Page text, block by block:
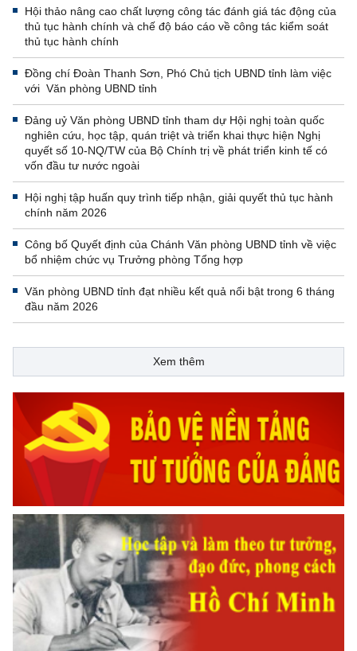
Hội thảo nâng cao chất lượng công tác đánh giá tác động của
thủ tục hành chính và chế độ báo cáo về công tác kiểm soát
thủ tục hành chính
Đồng chí Đoàn Thanh Sơn, Phó Chủ tịch UBND tỉnh làm việc
với Văn phòng UBND tỉnh
Đảng uỷ Văn phòng UBND tỉnh tham dự Hội nghị toàn quốc
nghiên cứu, học tập, quán triệt và triển khai thực hiện Nghị
quyết số 10-NQ/TW của Bộ Chính trị về phát triển kinh tế có
vốn đầu tư nước ngoài
Hội nghị tập huấn quy trình tiếp nhận, giải quyết thủ tục hành
chính năm 2026
Công bố Quyết định của Chánh Văn phòng UBND tỉnh về việc
bổ nhiệm chức vụ Trưởng phòng Tổng hợp
Văn phòng UBND tỉnh đạt nhiều kết quả nổi bật trong 6 tháng
đầu năm 2026
Xem thêm